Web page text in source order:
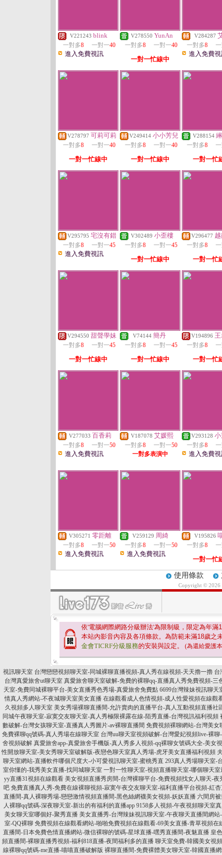
V221243 blink
一對多8 一對一40
進入免費視訊
V278550 YunAn
一對多8 一對一40
一對一忙線中
V284287
一對多8
進入免費
V278797 可莉可莉
一對多8 一對一40
一對一忙線中
V249414 小小芳兒
一對多8 一對一40
一對一忙線中
V288154
一對多8
一對一忙
V295795 宅沒有錯
一對多8 一對一45
進入免費視訊
V302489 小歪樓
一對多8 一對一45
一對一忙線中
V296477
一對多8
一對一忙
V294550 甜聲學妹
一對多8 一對一45
一對一忙線中
V74144 簡丹
一對多8 一對一45
一對一忙線中
V194896
一對多8
一對一忙
V277033 百香莉
一對多8 一對一50
進入免費視訊
V187078 艾媛熙
一對多8 一對一50
一對多表演中
V293128
一對多8
進入免費
V305271 零距離
一對多8 一對一50
進入免費視訊
V259129 周綺
一對多8 一對一50
進入免費視訊
V195826
一對多8
一對一忙
使用條款
Copyright ©
依'電腦網際網路分級辦法'為限制級，限定為年滿
本站內影音內容及各項條款。為防範未滿18歲之
金會TICRF分級服務的安裝與設定。 (為還給愛護
視訊聊天室 台灣戀戀視頻聊天室-同城裸聊直播視頻-真人秀在線視頻-天天擼一擼 台
台灣真愛旅舍ut聊天室 真愛旅舍聊天室破解-免費的裸聊qq-直播真人秀免費視頻-三
天室-免費同城裸聊平台-美女直播秀色秀場-真愛旅舍免費點 6699台灣辣妹視訊聊天
情真人秀網站-不夜城聊天室美女直播 在線觀看成人色情視頻-成人性愛視頻在線觀
久視頻多人聊天室 美女秀場裸聊直播間-允許賣肉的直播平台-真人互動視頻直播社
同城午夜聊天室-寂寞交友聊天室-真人秀極限裸露在線-陌秀直播-台灣視訊福利視頻
數破解-台灣女孩聊天室-直播真人秀圖片-av裸聊直播間 免費視頻裸聊網站-台灣美女
免費裸聊qq號碼-真人秀場在線聊天室 台灣uu聊天室視頻破解-台灣愛妃視頻live-裸
舍視頻破解 真愛旅舍app-真愛旅舍手機版-真人秀多人視頻-qq裸聊女號碼大全-美女
性開放聊天室-美女秀聊天室破解版-夜戀色聊天室真人秀場-虎牙美女直播福利視頻
聊天室網站-直播軟件哪個尺度大-小可愛視訊聊天室-蜜桃秀直 293真人秀場聊天室-
室你懂的-我秀美女直播-找同城聊天室 一對一性聊天室-視頻直播聊天室-哪個聊天
yy直播31視頻在線觀看 美女視頻直播秀房間-台灣裸聊平台-免費視頻找女人聊天-夜
吧 免費直播真人秀-免費在線裸聊視頻-寂寞午夜交友聊天室-福利直播平台視頻-紅
直播間-真人裸聊秀場-戀戀激情視頻直播間-黑色絲網襪美女視頻-妖妖直播 六間房
人裸聊qq號碼-深夜聊天室-新出的有福利的直播app 9158多人視頻-午夜視頻聊天室
美女聊天室哪個好-聚秀直播 美女直播秀-台灣辣妹視訊聊天室-午夜聊天直播間網
室-QQ裸聊 免費視頻在線觀看網站-啪啪免費視頻在線觀看-69美女直播-青草視頻在
直播間-日本免費色情直播網站-微信裸聊的號碼-星球直播-嘿秀直播間-夜魅直播 皇
頻直播間-裸聊直播秀視頻-福利818直播-夜間福利多的直播 聊天室免費-韓國美女視
線裸聊qq號碼-me直播-喵喵直播破解版 裸聊直播間-免費裸體美女聊天室-韓國直播